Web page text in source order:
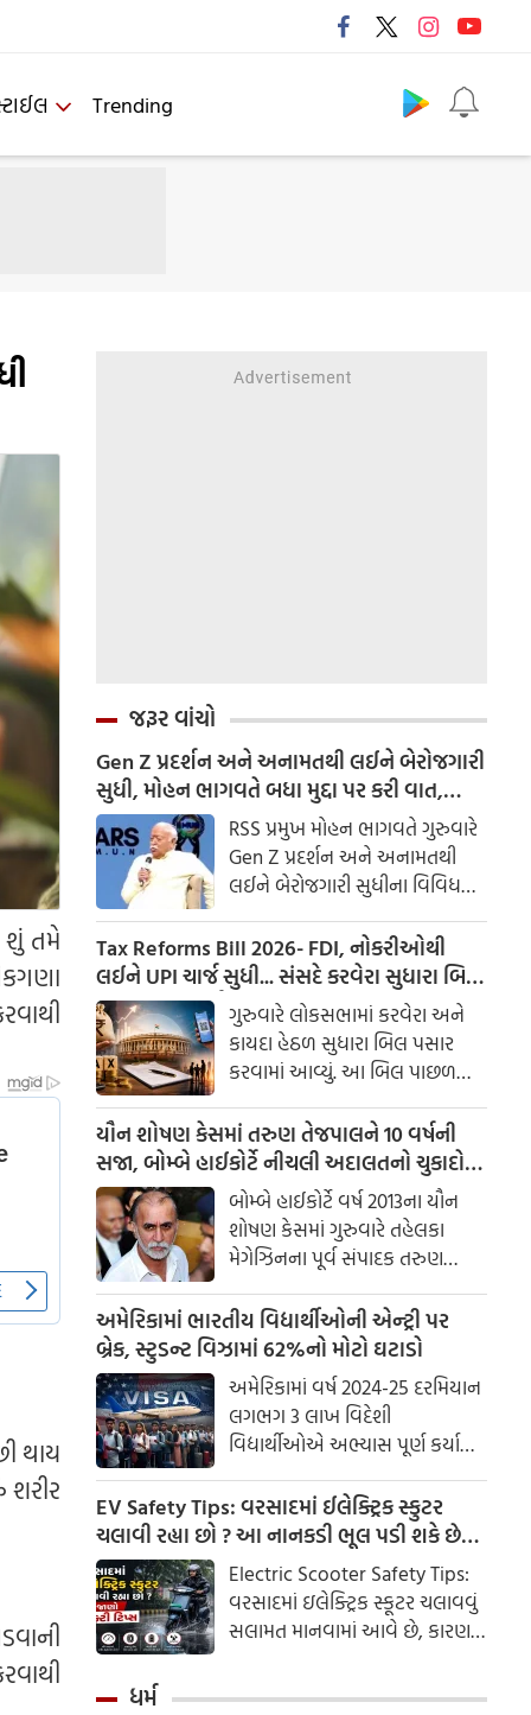
Trending
શું તમે
થાય
શરીર
જરૂર વાંચો
Gen Z પ્રદર્શન અને અનામતથી લઈને બેરોજગારી
સુધી, મોહન ભાગવતે બધા મુદ્દા પર કરી વાત,
વાંચો મહત્વનું નિવેદનRSS પ્રમુખ મોહન ભાગવતે ગુરુવારે
Gen Z પ્રદર્શન અને અનામતથી
લઈને બેરોજગારી સુધીના વિવિધ
મુદ્દાઓ પર વાત કરી. ભાગવત
મુંબઈમાં એક કાર્યક્રમમાં વિદ્યાર્થીઓ
સાથે વાતચીત કરી રહ્યા હતા. ચાલો
તેમના મુખ્ય નિવેદનો પર એક નજર
કરીએ.
Tax Reforms Bill 2026- FDI, નોકરીઓથી
લઈને UPI ચાર્જ સુધી... સંસદે કરવેરા સુધારા બિલ
2026 પસાર કર્યું; જાણો શું બદલાય છે
ગુરુવારે લોકસભામાં કરવેરા અને
કાયદા હેઠળ સુધારા બિલ પસાર
કરવામાં આવ્યું. આ બિલ પાછળ
સરકારનો ઉદ્દેશ્ય ભારતને વિદેશી
રોકાણ, ફેક્ટરીઓ અને વિદેશી
ભંડોળ મેનેજરો માટે વધુ આકર્ષક
બનાવવાનો છે. જોકે, આ બિલ
સામાન્ય જનતા પર પણ અસર
કરશે. ચાલો આ બિલની વિગતવાર
ચર્ચા કરીએ.
યૌન શોષણ કેસમાં તરુણ તેજપાલને 10 વર્ષની
સજા, બોમ્બે હાઈકોર્ટે નીચલી અદાલતનો ચુકાદો
પલટ્યો
બોમ્બે હાઈકોર્ટે વર્ષ 2013ના યૌન
શોષણ કેસમાં ગુરુવારે તહેલકા
મેગેઝિનના પૂર્વ સંપાદક તરુણ
તેજપાલને બળાત્કારનો દોષી ઠેરવતા
નીચલી અદાલત દ્વારા આપવામાં
આવેલા નિર્દોષ જાહેર કરવાના
ચુકાદાને રદ કરી દીધો છે.
અમેરિકામાં ભારતીય વિદ્યાર્થીઓની એન્ટ્રી પર
બ્રેક, સ્ટુડન્ટ વિઝામાં 62%નો મોટો ઘટાડો
અમેરિકામાં વર્ષ 2024-25 દરમિયાન
લગભગ 3 લાખ વિદેશી
વિદ્યાર્થીઓએ અભ્યાસ પૂર્ણ કર્યા
બાદ અસ્થાયી રોજગાર મેળવ્યો હતો,
પરંતુ આ દરમિયાન સ્ટુડન્ટ વિઝાની
સંખ્યામાં નોંધપાત્ર ઘટાડો થયો છે.
એક નવા અહેવાલમાં આ માહિતી
સામે આવી છે. અહેવાલમાં
ઓપ્શનલ પ્રેક્ટિકલ ટ્રેનિંગ (OPT)
કાર્યક્રમને બંધ કરવાની પણ
EV Safety Tips: વરસાદમાં ઈલેક્ટ્રિક સ્કુટર
ચલાવી રહ્યા છો ? આ નાનકડી ભૂલ પડી શકે છે
ભારે .. જાણો સેફ્ટી ટિપ્સElectric Scooter Safety Tips:
વરસાદમાં ઇલેક્ટ્રિક સ્કૂટર ચલાવવું
સલામત માનવામાં આવે છે, કારણ કે
ધર્મ